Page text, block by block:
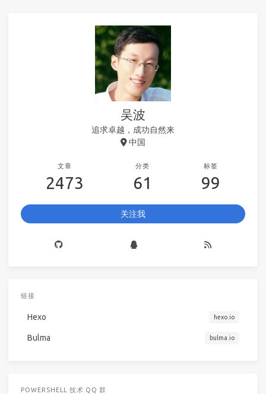
吴波
追求卓越，成功自然来
中国
文章
2473
分类
61
标签
99
关注我
链接
Hexo hexo.io
Bulma bulma.io
POWERSHELL 技术 QQ 群